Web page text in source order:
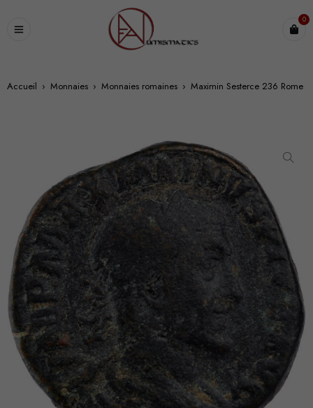
0
Accueil › Monnaies › Monnaies romaines › Maximin Sesterce 236 Rome